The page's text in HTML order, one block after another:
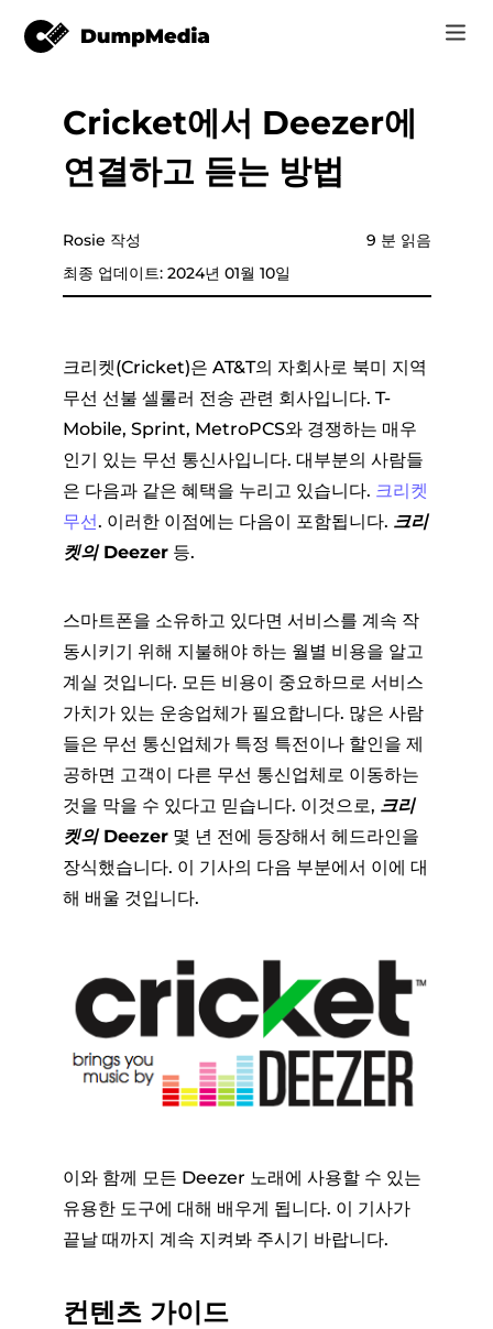
Video
Spotify mp3로
유튜브 뮤직 MP3
애플 뮤직에 MP3
스노에 MP3
스토어
고객 지원
로그인
Cricket에서 Deezer에
연결하고 듣는 방법
Rosie 작성
최종 업데이트: 2024년 01월 10일
9 분 읽음
크리켓(Cricket)은 AT&T의 자회사로 북미 지역
무선 선불 셀룰러 전송 관련 회사입니다. T-
Mobile, Sprint, MetroPCS와 경쟁하는 매우
인기 있는 무선 통신사입니다. 대부분의 사람들
은 다음과 같은 혜택을 누리고 있습니다. 크리켓
무선. 이러한 이점에는 다음이 포함됩니다. 크리
켓의 Deezer등.
스마트폰을 소유하고 있다면 서비스를 계속 작
동시키기 위해 지불해야 하는 월별 비용을 알고
계실 것입니다. 모든 비용이 중요하므로 서비스
가치가 있는 운송업체가 필요합니다. 많은 사람
들은 무선 통신업체가 특정 특전이나 할인을 제
공하면 고객이 다른 무선 통신업체로 이동하는
것을 막을 수 있다고 믿습니다. 이것으로, 크리
켓의 Deezer몇 년 전에 등장해서 헤드라인을
장식했습니다. 이 기사의 다음 부분에서 이에 대
해 배울 것입니다.
이와 함께 모든 Deezer 노래에 사용할 수 있는
유용한 도구에 대해 배우게 됩니다. 이 기사가
끝날 때까지 계속 지켜봐 주시기 바랍니다.
컨텐츠 가이드